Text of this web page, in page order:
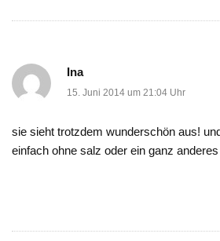
Ina
15. Juni 2014 um 21:04 Uhr
sie sieht trotzdem wunderschön aus!
einfach ohne salz oder ein ganz